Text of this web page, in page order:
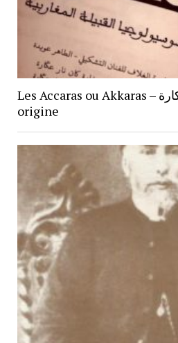
Les Accaras ou Akkaras – عكارة histoire et
origine